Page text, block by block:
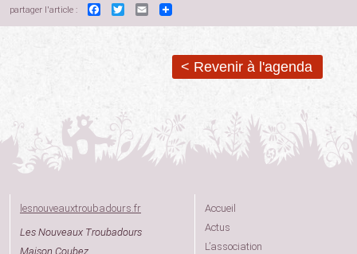
partager l'article : Facebook
TwitterEmail
< Revenir à l'agenda
lesnouveauxtroubadours.fr
Les Nouveaux Troubadours
Maison Coubez
Accueil
Actus
L’association